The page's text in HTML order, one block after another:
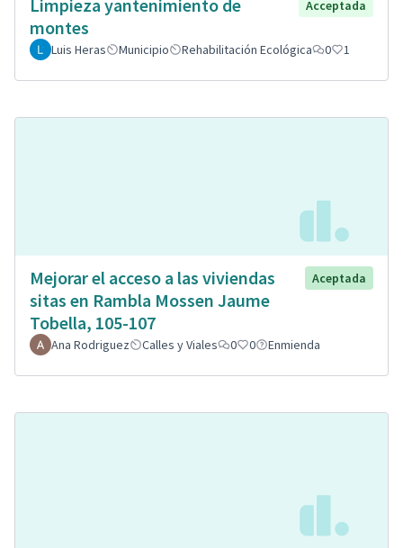
Limpieza yantenimiento de
montes
Acceptada
Luis Heras Municipio Rehabilitación Ecológica 0 1
Mejorar el acceso a las viviendas
sitas en Rambla Mossen Jaume
Tobella, 105-107
Aceptada
Ana Rodriguez Calles y Viales 0 0 Enmienda